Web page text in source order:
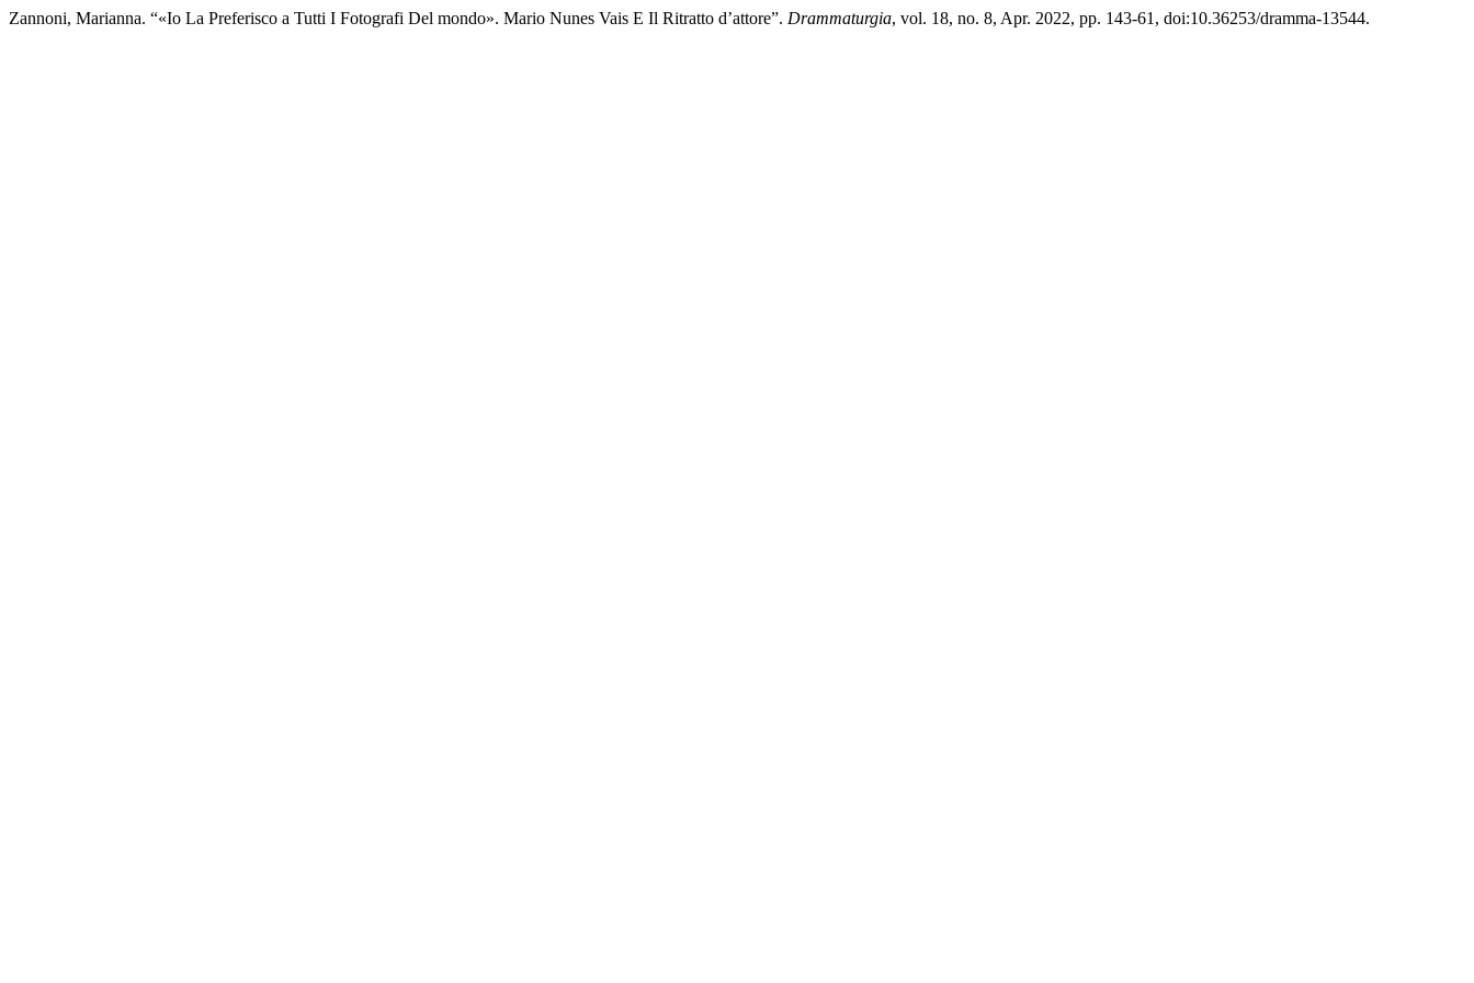
Zannoni, Marianna. “«Io La Preferisco a Tutti I Fotografi Del mondo». Mario Nunes Vais E Il Ritratto d’attore”. Drammaturgia, vol. 18, no. 8, Apr. 2022, pp. 143-61, doi:10.36253/dramma-13544.